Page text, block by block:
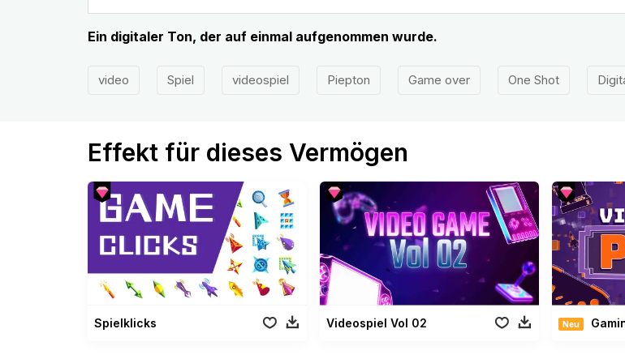
Ein digitaler Ton, der auf einmal aufgenommen wurde.
video Spiel videospiel Piepton Game over One Shot
Effekt für dieses Vermögen
Spielklicks Videospiel Vol 02 Neu